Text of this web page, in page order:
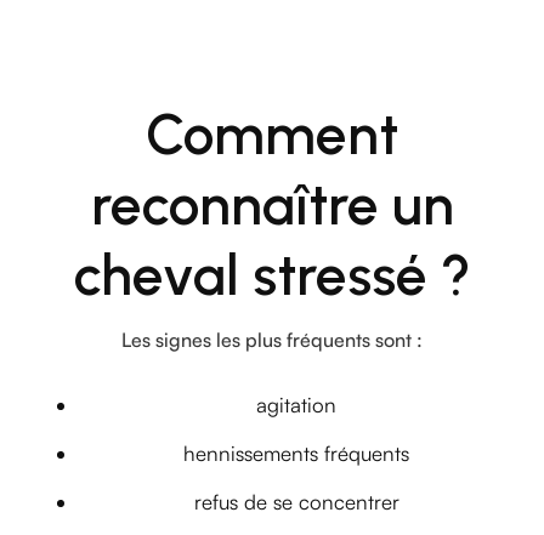
Comment
reconnaître un
cheval stressé ?
Les signes les plus fréquents sont :
agitation
hennissements fréquents
refus de se concentrer